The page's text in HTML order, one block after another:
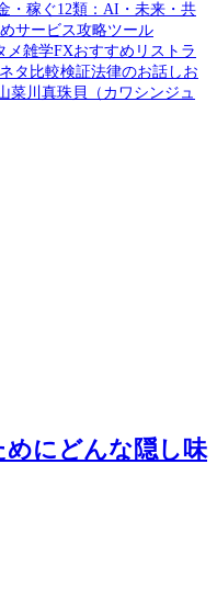
・稼ぐ12類：AI・未来・共
サービス攻略ツール
メ雑学FXおすすめリスト ラ
タ 比較検証法律のお話し お
菜川真珠貝（カワシンジュ
にどんな隠し味